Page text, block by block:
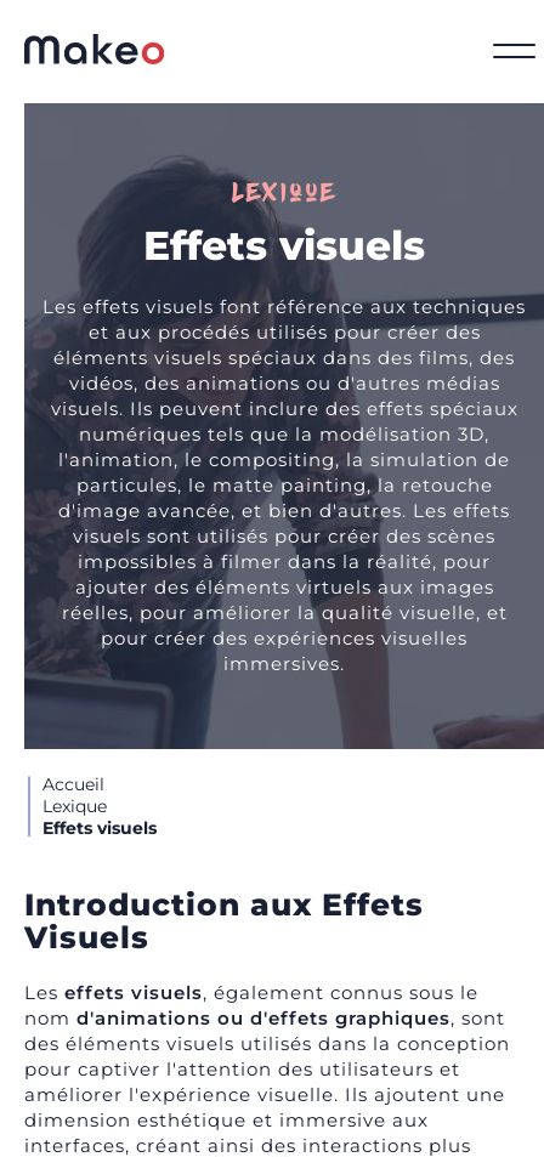
Lexique
Effets visuels
Les effets visuels font référence aux techniques
et aux procédés utilisés pour créer des
éléments visuels spéciaux dans des films, des
vidéos, des animations ou d'autres médias
visuels. Ils peuvent inclure des effets spéciaux
numériques tels que la modélisation 3D,
l'animation, le compositing, la simulation de
particules, le matte painting, la retouche
d'image avancée, et bien d'autres. Les effets
visuels sont utilisés pour créer des scènes
impossibles à filmer dans la réalité, pour
ajouter des éléments virtuels aux images
réelles, pour améliorer la qualité visuelle, et
pour créer des expériences visuelles
immersives.
Accueil
Lexique
Effets visuels
Introduction aux Effets
Visuels
Les effets visuels, également connus sous le
nom d'animations ou d'effets graphiques, sont
des éléments visuels utilisés dans la conception
pour captiver l'attention des utilisateurs et
améliorer l'expérience visuelle. Ils ajoutent une
dimension esthétique et immersive aux
interfaces, créant ainsi des interactions plus